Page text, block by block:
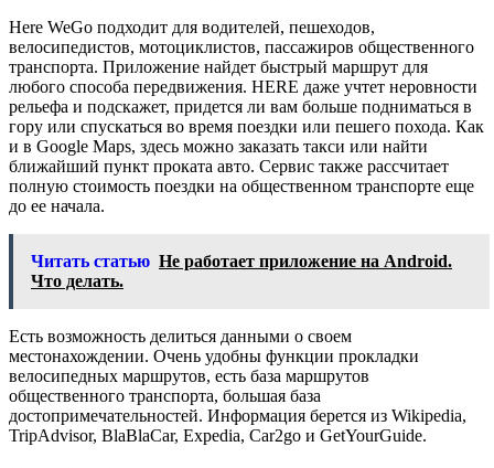
Here WeGo подходит для водителей, пешеходов,
велосипедистов, мотоциклистов, пассажиров общественного
транспорта. Приложение найдет быстрый маршрут для
любого способа передвижения. HERE даже учтет неровности
рельефа и подскажет, придется ли вам больше подниматься в
гору или спускаться во время поездки или пешего похода. Как
и в Google Maps, здесь можно заказать такси или найти
ближайший пункт проката авто. Сервис также рассчитает
полную стоимость поездки на общественном транспорте еще
до ее начала.
Читать статью Не работает приложение на Android.
Что делать.
Есть возможность делиться данными о своем
местонахождении. Очень удобны функции прокладки
велосипедных маршрутов, есть база маршрутов
общественного транспорта, большая база
достопримечательностей. Информация берется из Wikipedia,
TripAdvisor, BlaBlaCar, Expedia, Car2go и GetYourGuide.